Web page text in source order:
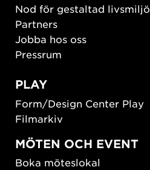
Nod för gestaltad livsmiljö
Partners
Jobba hos oss
Pressrum
PLAY
Form/Design Center Play
Filmarkiv
MÖTEN OCH EVENT
Boka möteslokal